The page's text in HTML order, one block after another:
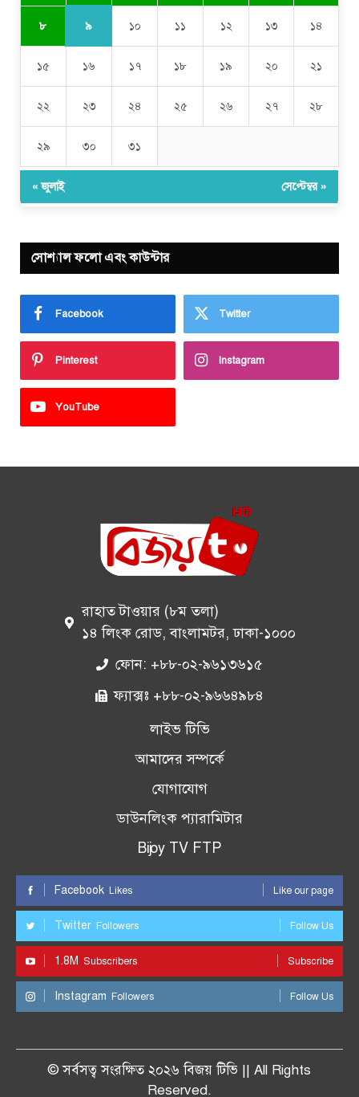
৮ ৯ ১০ ১১ ১২ ১৩ ১৪
১৫ ১৬ ১৭ ১৮ ১৯ ২০ ২১
২২ ২৩ ২৪ ২৫ ২৬ ২৭ ২৮
২৯ ৩০ ৩১
« জুলাই সেপ্টেম্বর »
সোশ্যাল ফলো এবং কাউন্টার
Facebook Twitter
Pinterest Instagram
YouTube
রাহাত টাওয়ার (৮ম তলা)
১৪ লিংক রোড, বাংলামটর, ঢাকা-১০০০
ফোন: +৮৮-০২-৯৬১৩৬১৫
ফ্যাক্সঃ +৮৮-০২-৯৬৬৪৯৮৪
লাইভ টিভি
আমাদের সম্পর্কে
যোগাযোগ
ডাউনলিংক প্যারামিটার
Bijoy TV FTP
Facebook Likes Like our page
Twitter Followers Follow Us
1.8M Subscribers Subscribe
Instagram Followers Follow Us
© সর্বসত্ব সংরক্ষিত ২০২৬ বিজয় টিভি || All Rights
Reserved.